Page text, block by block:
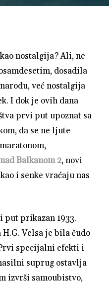
nostalgija? Ali, ne
dosadila
već nostalgija
I dok je ovih dana
prvi put upoznat sa
da se ne ljute
Balkanom 2, novi
i senke vraćaju nas
put prikazan 1933.
Velsa je bila čudo
specijalni efekti i
suprug ostavlja
izvrši samoubistvo,